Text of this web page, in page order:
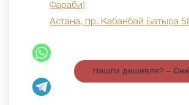
Фараби)
Астана, пр. Кабанбай Батыра
Нашли дешевле? –